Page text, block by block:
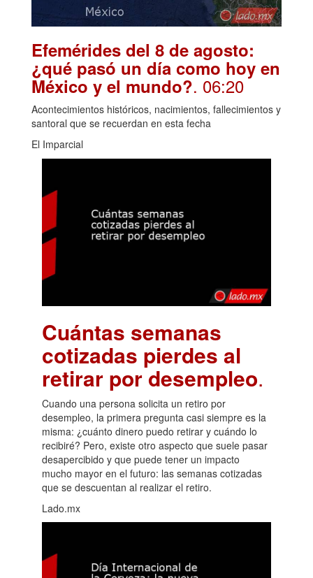
Efemérides del 8 de agosto:
¿qué pasó un día como hoy en
México y el mundo?. 06:20
Acontecimientos históricos, nacimientos, fallecimientos y
santoral que se recuerdan en esta fecha
El Imparcial
Cuántas semanas
cotizadas pierdes al
retirar por desempleo.
Cuando una persona solicita un retiro por
desempleo, la primera pregunta casi siempre es la
misma: ¿cuánto dinero puedo retirar y cuándo lo
recibiré? Pero, existe otro aspecto que suele pasar
desapercibido y que puede tener un impacto
mucho mayor en el futuro: las semanas cotizadas
que se descuentan al realizar el retiro.
Lado.mx